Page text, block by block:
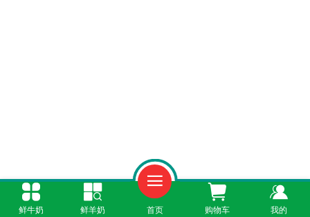
鲜牛奶 鲜羊奶 首页 购物车 我的